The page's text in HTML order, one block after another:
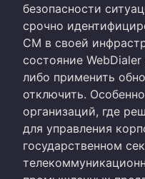
безопасности
срочно
CM в своей
состояние
либо применить
отключить.
организаций, где
для управления
государственном